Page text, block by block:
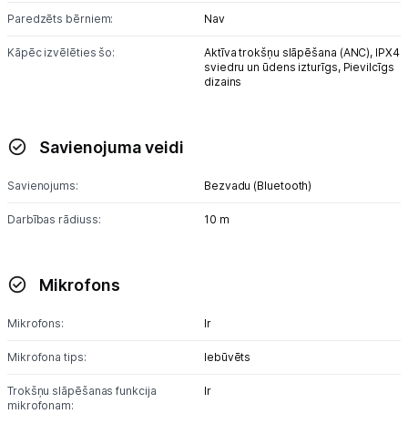
Piegāde un apmaksa
Tehnikas izvešana
Uzņēmumiem
Informācija
Paredzēts bērniem: Nav
Kāpēc izvēlēties šo: Aktīva trokšņu slāpēšana (ANC), IPX4
sviedru un ūdens izturīgs, Pievilcīgs
dizains
Savienojuma veidi
Savienojums: Bezvadu (Bluetooth)
Darbības rādiuss: 10 m
Mikrofons
Mikrofons: Ir
Mikrofona tips: Iebūvēts
Trokšņu slāpēšanas funkcija
mikrofonam:
Ir